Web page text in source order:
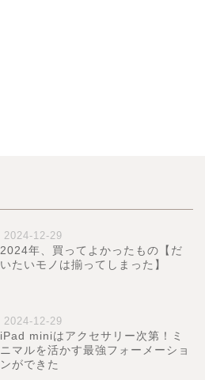
2024-12-29
2024年、買ってよかったもの【だ
いたいモノは揃ってしまった】
2024-12-29
iPad miniはアクセサリー次第！ミ
ニマルを活かす最強フォーメーショ
ンができた